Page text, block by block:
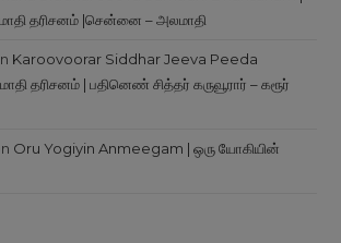
தரிசனம் |சென்னை – அலமாதி
Karoovoorar Siddhar Jeeva Peeda
தரிசனம் | பதினெண் சித்தர் கருவூரார் – கரூர்
Oru Yogiyin Anmeegam | ஒரு யோகியின்